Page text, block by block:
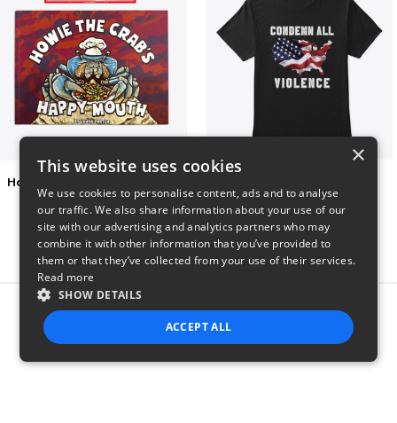
$15 $41
Report this product
×
This website uses cookies
We use cookies to personalise content, ads and to analyse
our traffic. We also share information about your use of our
site with our advertising and analytics partners who may
combine it with other information that you’ve provided to
them or that they’ve collected from your use of their services.
Read more
SHOW DETAILS
ACCEPT ALL
STRICTLY NECESSARY PERFORMANCE